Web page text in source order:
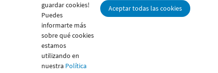
guardar cookies!
Puedes
informarte más
sobre qué cookies
estamos
utilizando en
nuestra Política
Aceptar todas las cookies